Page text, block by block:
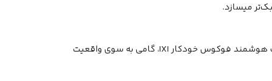
میسازد.